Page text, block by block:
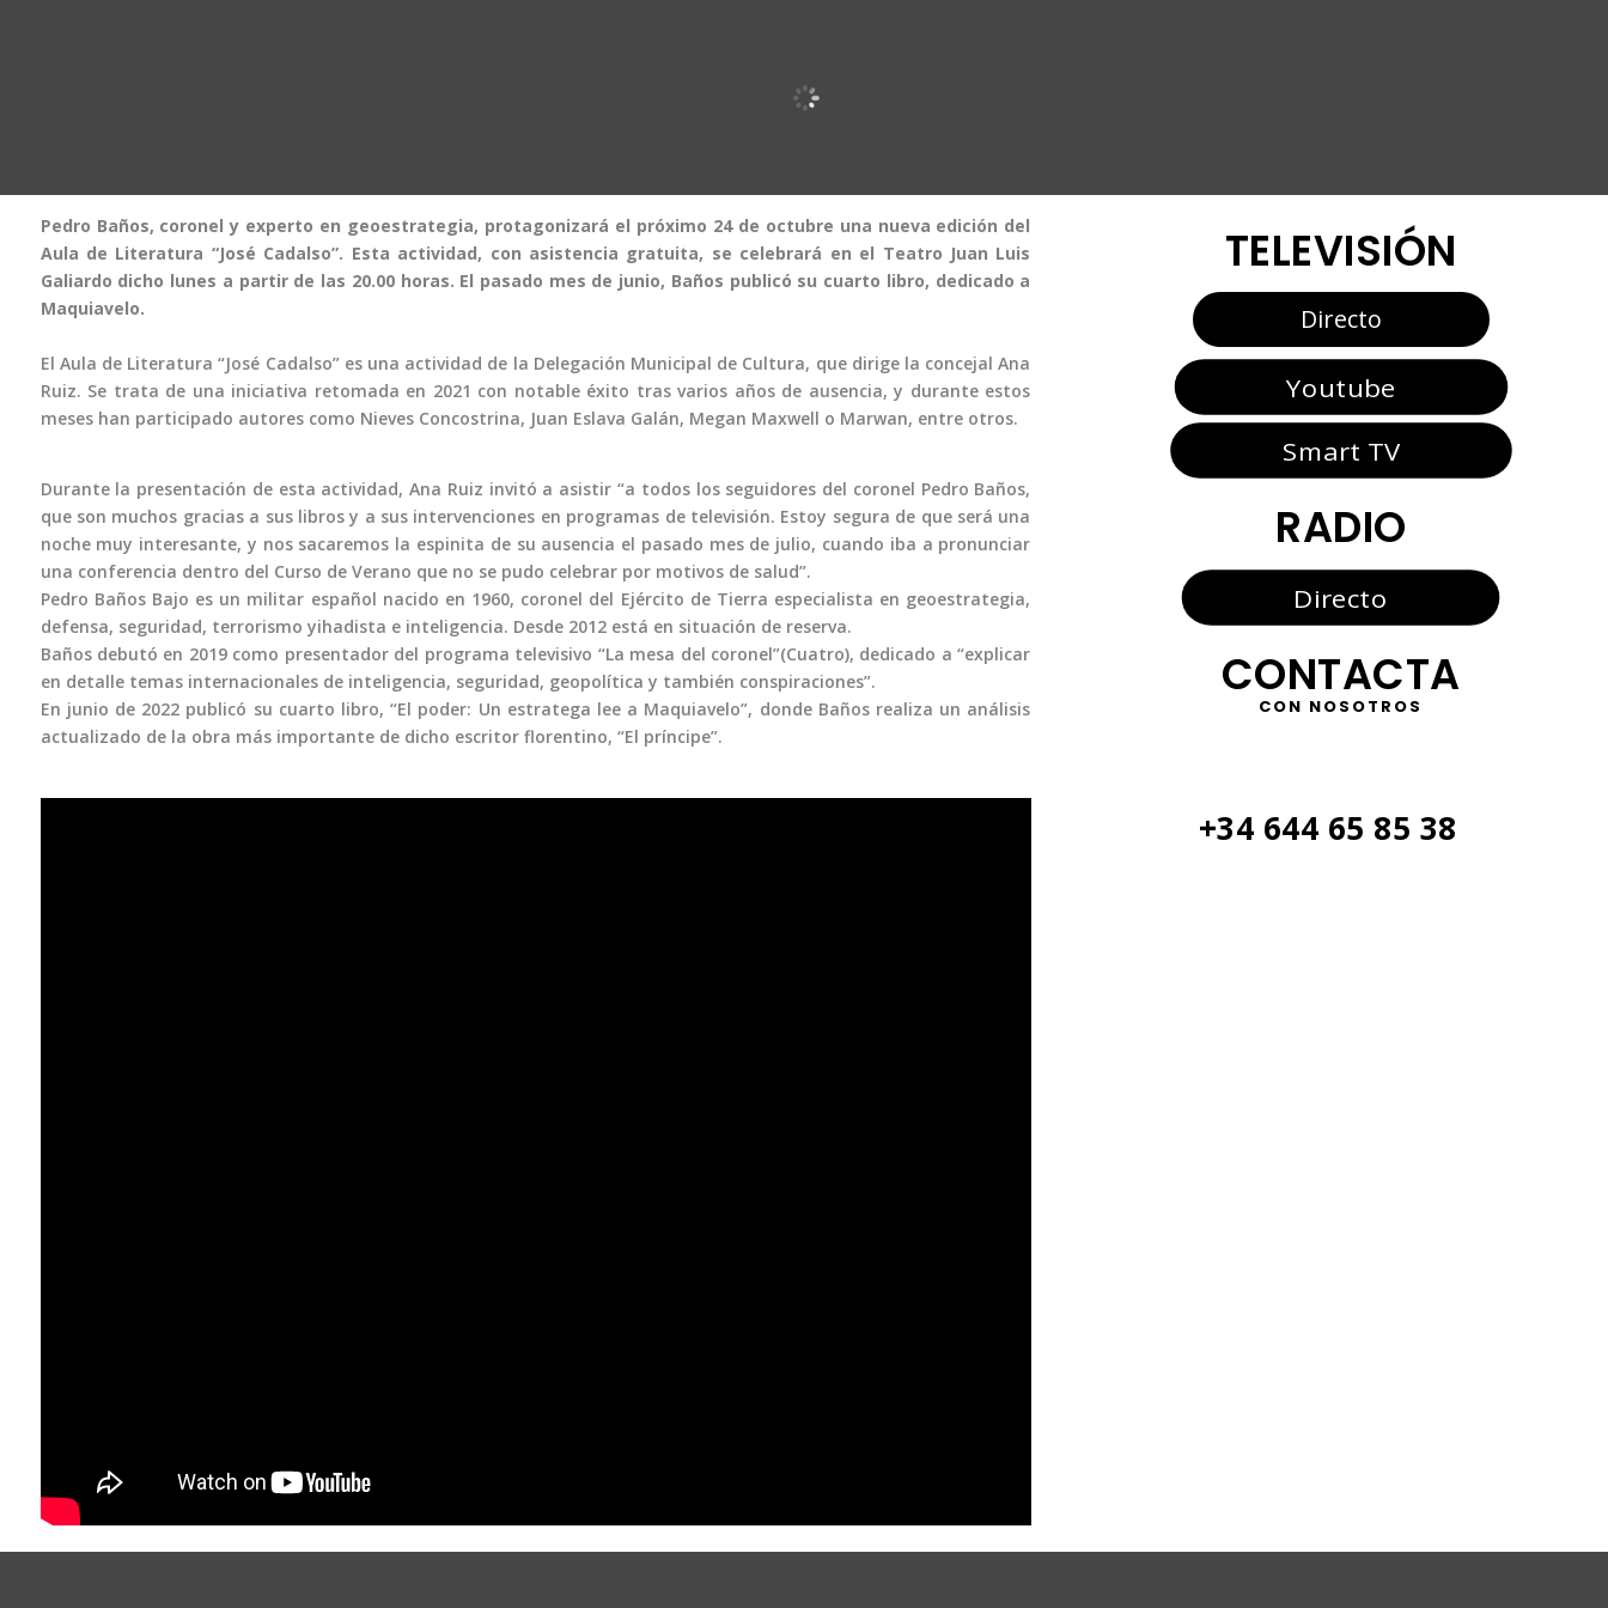
Pedro Baños, coronel y experto en geoestrategia, protagonizará el próximo 24 de octubre una nueva edición del
Aula de Literatura “José Cadalso”. Esta actividad, con asistencia gratuita, se celebrará en el Teatro Juan Luis
Galiardo dicho lunes a partir de las 20.00 horas. El pasado mes de junio, Baños publicó su cuarto libro, dedicado a
Maquiavelo.
El Aula de Literatura “José Cadalso” es una actividad de la Delegación Municipal de Cultura, que dirige la concejal Ana
Ruiz. Se trata de una iniciativa retomada en 2021 con notable éxito tras varios años de ausencia, y durante estos
meses han participado autores como Nieves Concostrina, Juan Eslava Galán, Megan Maxwell o Marwan, entre otros.
Durante la presentación de esta actividad, Ana Ruiz invitó a asistir “a todos los seguidores del coronel Pedro Baños,
que son muchos gracias a sus libros y a sus intervenciones en programas de televisión. Estoy segura de que será una
noche muy interesante, y nos sacaremos la espinita de su ausencia el pasado mes de julio, cuando iba a pronunciar
una conferencia dentro del Curso de Verano que no se pudo celebrar por motivos de salud”.
Pedro Baños Bajo es un militar español nacido en 1960, coronel del Ejército de Tierra especialista en geoestrategia,
defensa, seguridad, terrorismo yihadista e inteligencia. Desde 2012 está en situación de reserva.
Baños debutó en 2019 como presentador del programa televisivo “La mesa del coronel”(Cuatro), dedicado a “explicar
en detalle temas internacionales de inteligencia, seguridad, geopolítica y también conspiraciones”.
En junio de 2022 publicó su cuarto libro, “El poder: Un estratega lee a Maquiavelo”, donde Baños realiza un análisis
actualizado de la obra más importante de dicho escritor florentino, “El príncipe”.
TELEVISIÓN
Directo
Youtube
Smart TV
RADIO
Directo
CONTACTA
CON NOSOTROS
+34 644 65 85 38